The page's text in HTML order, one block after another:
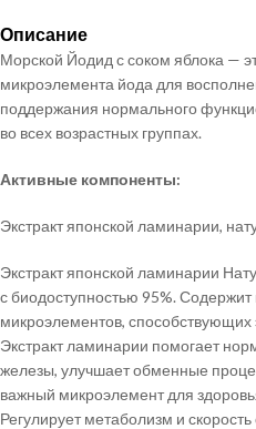
Описание
Морской Йодид с соком яблока —
микроэлемента йода для
поддержания нормального
во всех возрастных группах.
Активные компоненты:
Экстракт японской ламинарии,
Экстракт японской ламинарии
с биодоступностью 95%.
микроэлементов,
Экстракт ламинарии помогает
железы, улучшает обменные
важный микроэлемент для
Регулирует метаболизм и